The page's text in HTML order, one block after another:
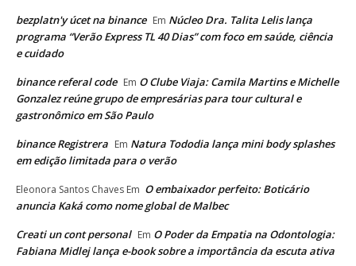
bezplatn'y úcet na binance Em Núcleo Dra. Talita Lelis lança
programa “Verão Express TL 40 Dias” com foco em saúde, ciência
e cuidado
binance referal code Em O Clube Viaja: Camila Martins e Michelle
Gonzalez reúne grupo de empresárias para tour cultural e
gastronômico em São Paulo
binance Registrera Em Natura Tododia lança mini body splashes
em edição limitada para o verão
Eleonora Santos Chaves Em O embaixador perfeito: Boticário
anuncia Kaká como nome global de Malbec
Creati un cont personal Em O Poder da Empatia na Odontologia:
Fabiana Midlej lança e-book sobre a importância da escuta ativa